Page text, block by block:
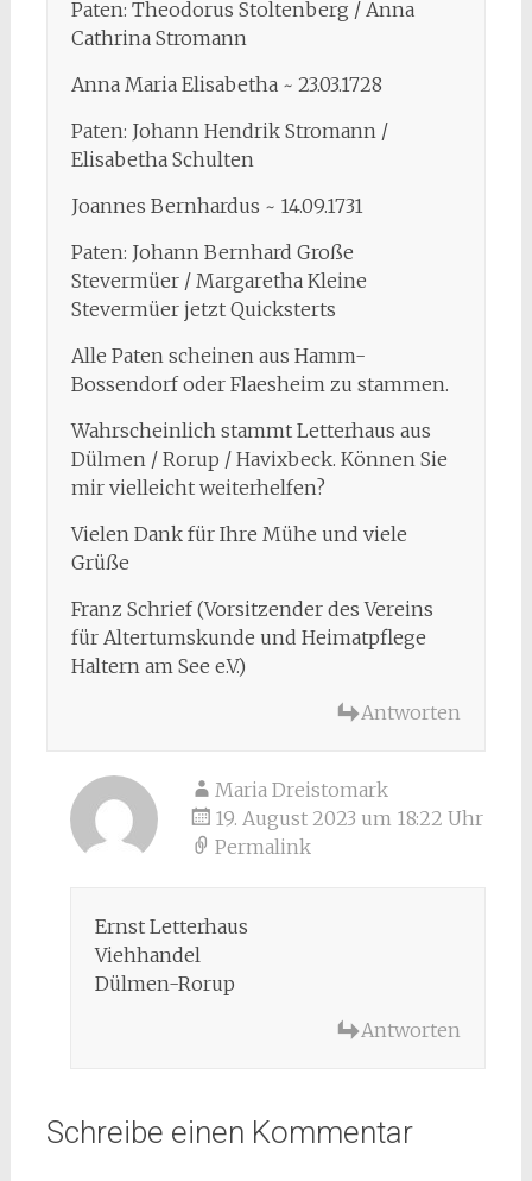
Paten: Theodorus Stoltenberg / Anna
Cathrina Stromann
Anna Maria Elisabetha ~ 23.03.1728
Paten: Johann Hendrik Stromann /
Elisabetha Schulten
Joannes Bernhardus ~ 14.09.1731
Paten: Johann Bernhard Große
Stevermüer / Margaretha Kleine
Stevermüer jetzt Quicksterts
Alle Paten scheinen aus Hamm-
Bossendorf oder Flaesheim zu stammen.
Wahrscheinlich stammt Letterhaus aus
Dülmen / Rorup / Havixbeck. Können Sie
mir vielleicht weiterhelfen?
Vielen Dank für Ihre Mühe und viele
Grüße
Franz Schrief (Vorsitzender des Vereins
für Altertumskunde und Heimatpflege
Haltern am See e.V.)
Antworten
Maria Dreistomark
19. August 2023 um 18:22 Uhr
Permalink
Ernst Letterhaus
Viehhandel
Dülmen-Rorup
Antworten
Schreibe einen Kommentar